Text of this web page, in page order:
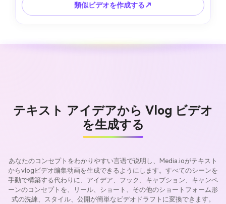
類似ビデオを作成する↗
テキスト アイデアから Vlog ビデオ
を生成する
あなたのコンセプトをわかりやすい言语で说明し、Media.ioがテキスト
からvlogビデオ编集动画を生成できるようにします。すべてのシーンを
手動で構築する代わりに、アイデア、フック、キャプション、キャンペ
ーンのコンセプトを、リール、ショート、その他のショートフォーム形
式の洗練、スタイル、公開が簡単なビデオドラフトに変換できます。